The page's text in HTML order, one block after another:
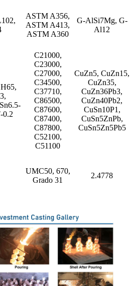
ASTM A356,
ASTM A413,
ASTM A360
G-AlSi7Mg, G-
Al12
0.2
C21000,
C23000,
C27000,
C34500,
C37710,
C86500,
C87600,
C87400,
C87800,
C52100,
C51100
CuZn5, CuZn15,
CuZn35,
CuZn36Pb3,
CuZn40Pb2,
CuSn10P1,
CuSn5ZnPb,
CuSn5Zn5Pb5
UMC50, 670,
Grado 31
2.4778